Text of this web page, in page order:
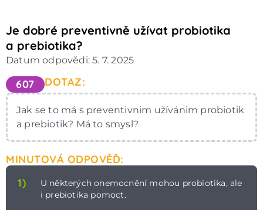
Je dobré preventivně užívat probiotika
a prebiotika?
Datum odpovědi: 5. 7. 2025
607 DOTAZ:
Jak se to má s preventivnim užívánim probiotik
a prebiotik? Má to smysl?
MINUTOVÁ ODPOVĚĎ:
1)
U některých onemocnění mohou probiotika, ale
i prebiotika pomoct.